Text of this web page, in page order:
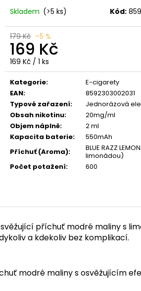
Skladem (>5 ks) Kód:
179 Kč –5 %
169 Kč
Měrná
cena:
169 Kč / 1 ks
Kategorie:
E-cigarety
EAN:
8592303002031
Typové zařazení:
Jednorázová
Obsah nikotinu:
20mg/ml
Objem náplně:
2 ml
Kapacita baterie:
550mAh
Příchuť (Aroma):
BLUE RAZZ
limonádou)
Počet potažení: 600
příchuť modré maliny s
a kdekoliv bez komplikací.
modré maliny s osvěžujícím
79 Kč
Původně:169 Kč